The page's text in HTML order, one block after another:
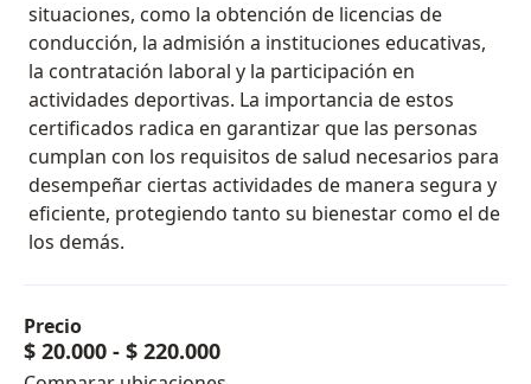
situaciones, como la obtención de licencias de
conducción, la admisión a instituciones educativas,
la contratación laboral y la participación en
actividades deportivas. La importancia de estos
certificados radica en garantizar que las personas
cumplan con los requisitos de salud necesarios para
desempeñar ciertas actividades de manera segura y
eficiente, protegiendo tanto su bienestar como el de
los demás.
Precio
$ 20.000 - $ 220.000